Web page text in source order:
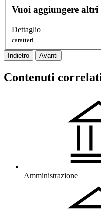
Vuoi aggiungere altri
Dettaglio
caratteri
Indietro Avanti
Contenuti
Amministrazione